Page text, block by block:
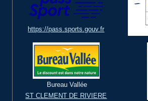
https://pass.sports.gouv.fr
Bureau Vallée
ST CLEMENT DE RIVIERE